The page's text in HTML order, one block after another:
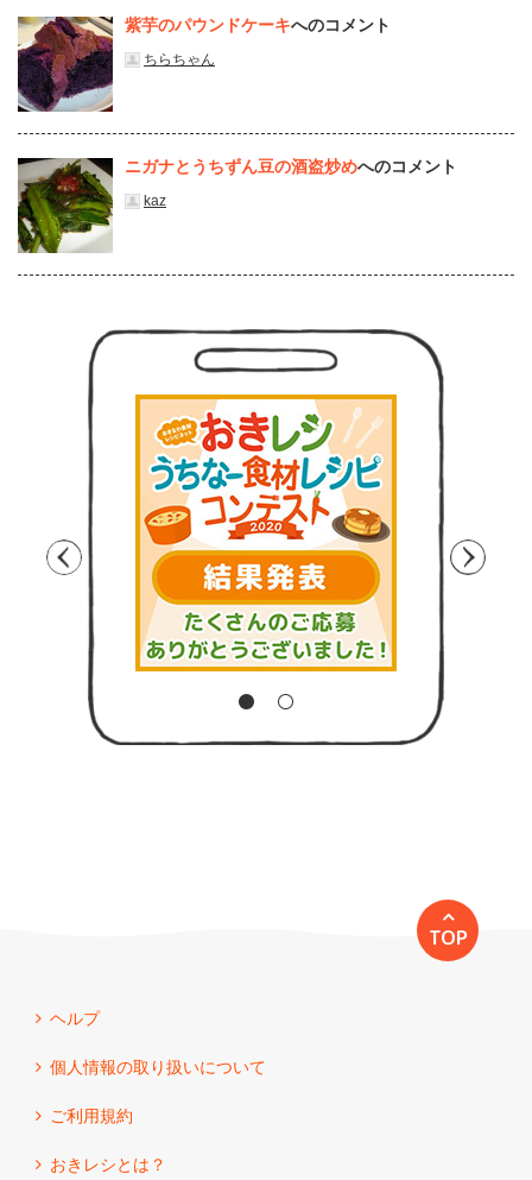
紫芋のパウンドケーキへのコメント
ちらちゃん
ニガナとうちずん豆の酒盗炒めへのコメント
kaz
TOP
ヘルプ
個人情報の取り扱いについて
ご利用規約
おきレシとは？